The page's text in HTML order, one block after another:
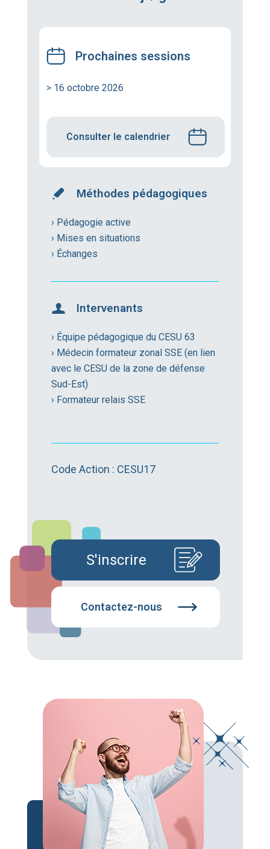
Prochaines sessions
> 16 octobre 2026
Consulter le calendrier
Méthodes pédagogiques
› Pédagogie active
› Mises en situations
› Échanges
Intervenants
› Équipe pédagogique du CESU 63
› Médecin formateur zonal SSE (en lien
avec le CESU de la zone de défense
Sud-Est)
› Formateur relais SSE
Code Action : CESU17
S'inscrire
Contactez-nous